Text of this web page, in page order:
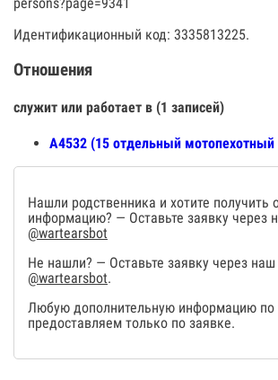
Идентификационный код: 3335813225.
Отношения
служит или работает в (1 записей)
А4532 (15 отдельный
Нашли родственника и хотите получить
информацию? — Оставьте заявку через
@wartearsbot
Не нашли? — Оставьте заявку через наш
@wartearsbot.
Любую дополнительную информацию
предоставляем только по заявке.